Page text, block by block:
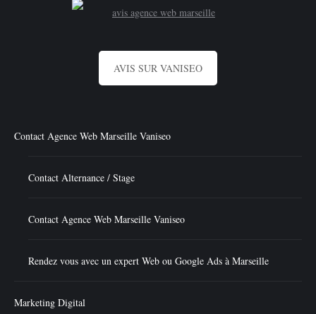
AVIS SUR VANISEO
Contact Agence Web Marseille Vaniseo
Contact Alternance / Stage
Contact Agence Web Marseille Vaniseo
Rendez vous avec un expert Web ou Google Ads à Marseille
Marketing Digital